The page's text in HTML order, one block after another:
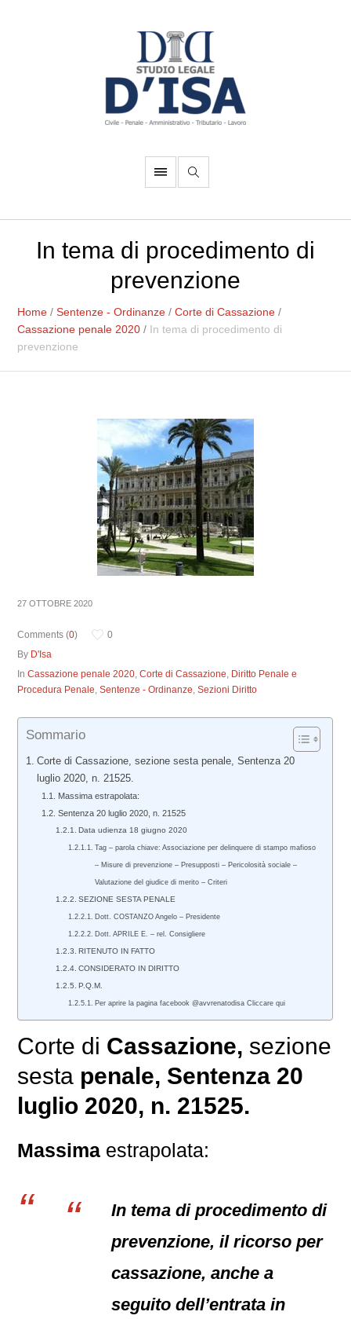
In tema di procedimento di
prevenzione
Home /Sentenze - Ordinanze /Corte di Cassazione /
Cassazione penale 2020 / In tema di procedimento di
prevenzione
27 OTTOBRE 2020
Comments (0)
0
By D'Isa
InCassazione penale 2020,Corte di Cassazione, Diritto Penale e
Procedura Penale,Sentenze - Ordinanze,Sezioni Diritto
Sommario
Corte di Cassazione, sezione sesta penale, Sentenza 20
luglio 2020, n. 21525.
Massima estrapolata:
Sentenza 20 luglio 2020, n. 21525
Data udienza 18 giugno 2020
Tag – parola chiave: Associazione per delinquere di stampo mafioso
– Misure di prevenzione – Presupposti – Pericolosità sociale –
Valutazione del giudice di merito – Criteri
SEZIONE SESTA PENALE
Dott. COSTANZO Angelo – Presidente
Dott. APRILE E. – rel. Consigliere
RITENUTO IN FATTO
CONSIDERATO IN DIRITTO
P.Q.M.
Per aprire la pagina facebook @avvrenatodisa Cliccare qui
Corte di Cassazione, sezione
sesta penale, Sentenza 20
luglio 2020, n. 21525.
Massima estrapolata:
In tema di procedimento di
prevenzione, il ricorso per
cassazione, anche a
seguito dell’entrata in